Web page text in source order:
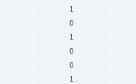
1
0
1
0
0
1